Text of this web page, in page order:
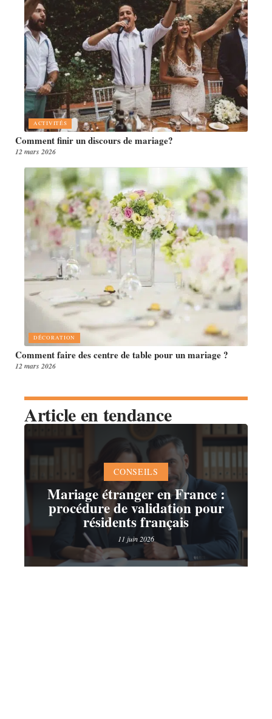
ACTIVITÉS
Comment finir un discours de mariage?
12 mars 2026
DÉCORATION
Comment faire des centre de table pour un mariage ?
12 mars 2026
Article en tendance
CONSEILS
Mariage étranger en France :
procédure de validation pour
résidents français
11 juin 2026